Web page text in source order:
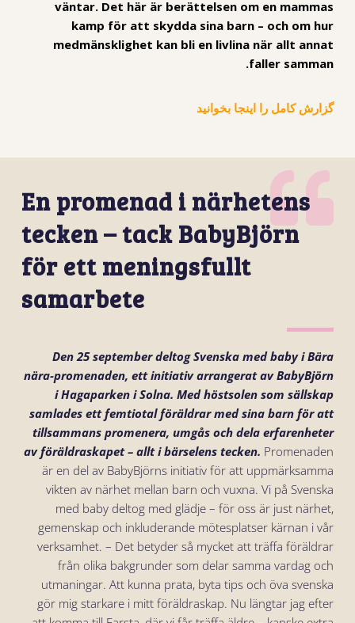
väntar. Det här är berättelsen om en mammas
kamp för att skydda sina barn – och om hur
medmänsklighet kan bli en livlina när allt annat
faller samman.
گزارش کامل را اینجا بخوانید
En promenad i närhetens
tecken – tack BabyBjörn
för ett meningsfullt
samarbete
Den 25 september deltog Svenska med baby iBära
nära-promenaden, ett initiativ arrangerat av BabyBjörn
i Hagaparken i Solna. Med höstsolen som sällskap
samlades ett femtiotal föräldrar med sina barn för att
tillsammans promenera, umgås och dela erfarenheter
av föräldraskapet – allt i bärselens tecken. Promenaden
är en del av BabyBjörns initiativ för att uppmärksamma
vikten av närhet mellan barn och vuxna. Vi på Svenska
med baby deltog med glädje – för oss är just närhet,
gemenskap och inkluderande mötesplatser kärnan i vår
verksamhet. – Det betyder så mycket att träffa föräldrar
från olika bakgrunder som delar samma vardag och
utmaningar. Att kunna prata, byta tips och öva svenska
gör mig starkare i mitt föräldraskap. Nu längtar jag efter